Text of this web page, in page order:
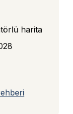
harita